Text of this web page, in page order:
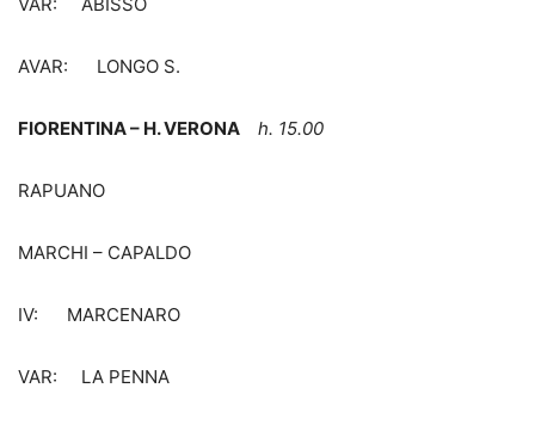
AVAR: LONGO S.
FIORENTINA – H. VERONA h. 15.00
RAPUANO
MARCHI – CAPALDO
IV: MARCENARO
VAR: LA PENNA